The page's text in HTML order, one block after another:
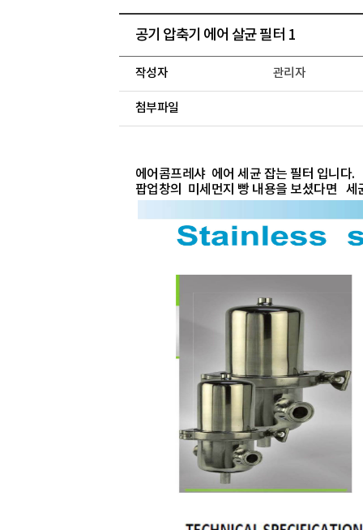
공기 압축기 에어 살균 필터 1
작성자 관리자
첨부파일
에어콤프레샤 에어 세균 잡는 필터 입니다.
팝업창의 미세먼지 빵 내용을 보셨다면 세